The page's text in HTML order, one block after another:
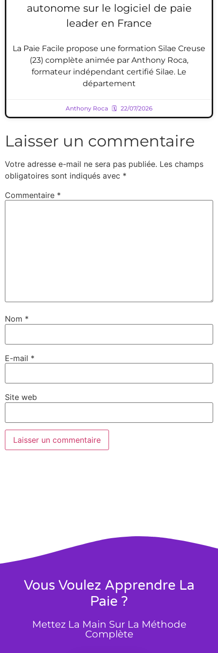
autonome sur le logiciel de paie
leader en France
La Paie Facile propose une formation Silae Creuse
(23) complète animée par Anthony Roca,
formateur indépendant certifié Silae. Le
département
Anthony Roca 22/07/2026
Laisser un commentaire
Votre adresse e-mail ne sera pas publiée. Les champs
obligatoires sont indiqués avec *
Commentaire *
Nom *
E-mail *
Site web
Vous Voulez Apprendre La
Paie ?
Mettez La Main Sur La Méthode
Complète